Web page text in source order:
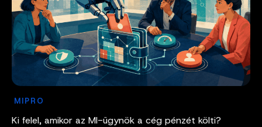
MIPRO
Ki felel, amikor az MI-ügynök a cég pénzét költi?